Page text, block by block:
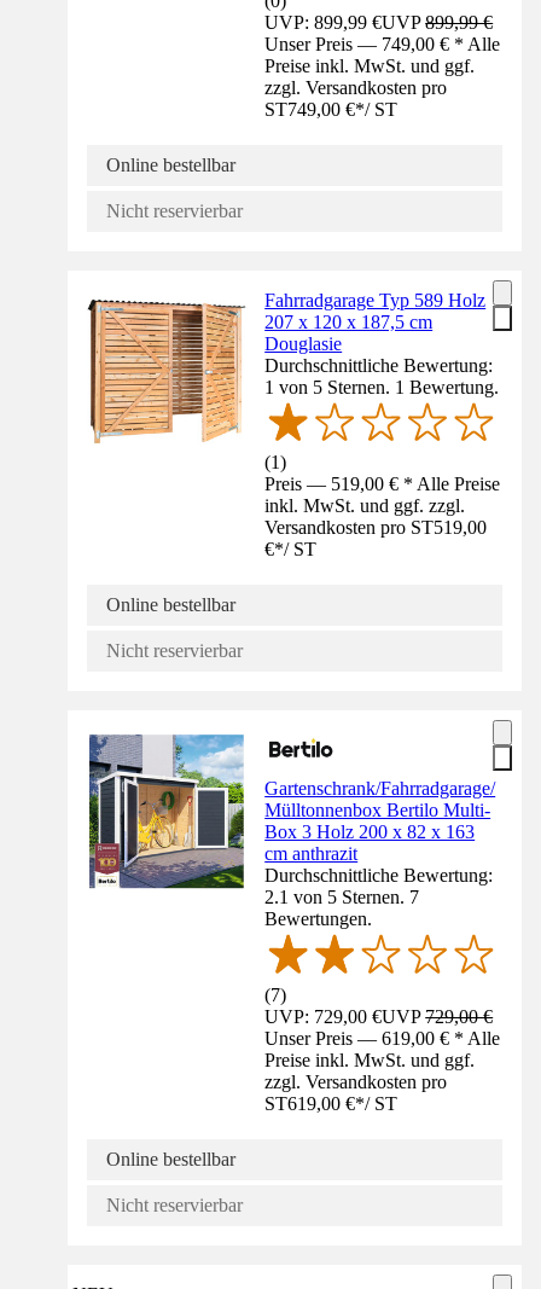
UVP: 899,99 €UVP899,99 €
Unser Preis — 749,00 € * Alle
Preise inkl. MwSt. und ggf.
zzgl. Versandkosten pro
ST749,00 €*/ ST
Online bestellbar
Nicht reservierbar
Fahrradgarage Typ 589 Holz
207 x 120 x 187,5 cm
Douglasie
Durchschnittliche Bewertung:
1 von 5 Sternen. 1 Bewertung.
(1)
Preis — 519,00 € * Alle Preise
inkl. MwSt. und ggf. zzgl.
Versandkosten pro ST519,00
€*/ ST
Online bestellbar
Nicht reservierbar
Gartenschrank/Fahrradgarage/
Mülltonnenbox Bertilo Multi-
Box 3 Holz 200 x 82 x 163
cm anthrazit
Durchschnittliche Bewertung:
2.1 von 5 Sternen. 7
Bewertungen.
(7)
UVP: 729,00 €UVP729,00 €
Unser Preis — 619,00 € * Alle
Preise inkl. MwSt. und ggf.
zzgl. Versandkosten pro
ST619,00 €*/ ST
Online bestellbar
Nicht reservierbar